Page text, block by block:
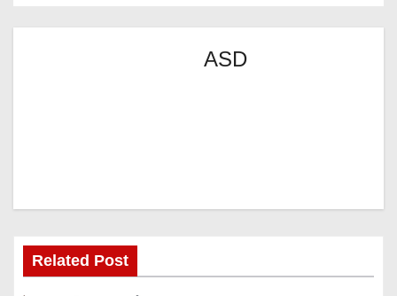
ASD
Related Post